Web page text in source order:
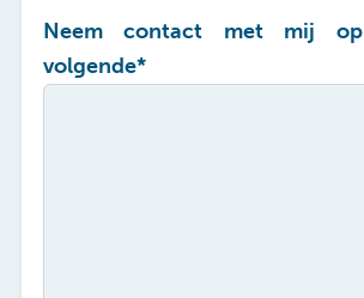
Neem contact met mij
volgende*